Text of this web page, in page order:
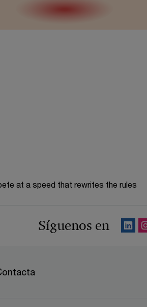
at a speed that rewrites the rules
Síguenos en